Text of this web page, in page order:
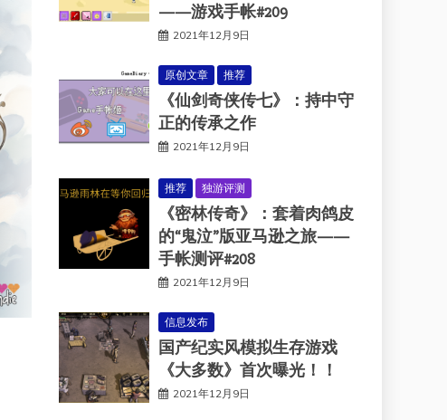
——游戏手帐#209
2021年12月9日
原创文章 推荐
《仙剑奇侠传七》：持中守
正的传承之作
2021年12月9日
推荐 独游评测
《密林传奇》：套着肉鸽皮
的“鬼泣”版亚马逊之旅——
手帐测评#208
2021年12月9日
信息发布
国产纪实风模拟生存游戏
《大多数》首次曝光！！
2021年12月9日